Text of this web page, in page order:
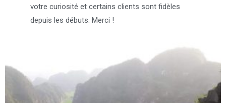
votre curiosité et certains clients sont fidèles
depuis les débuts. Merci !